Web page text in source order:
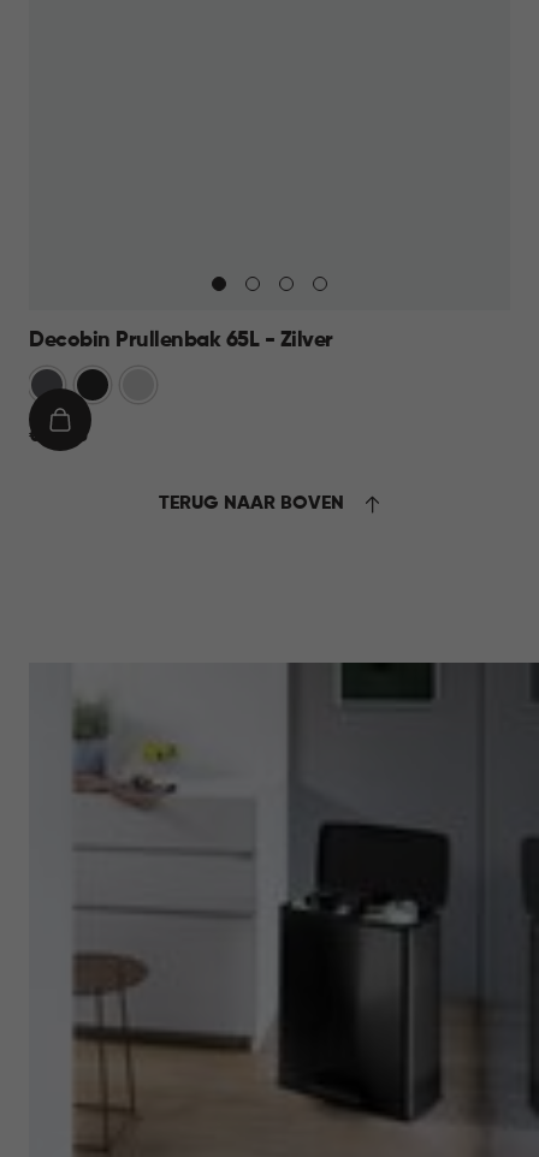
Decobin Prullenbak 65L - Zilver
Grijs Zwart
€
€ 59,95
IN
TERUG NAAR BOVEN